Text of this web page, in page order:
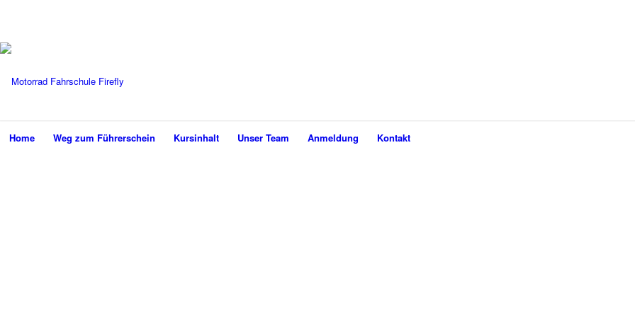
Home Weg zum Führerschein Kursinhalt Unser Team Anmeldung Kontakt